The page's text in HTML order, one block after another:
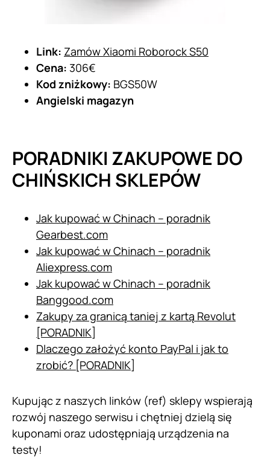
Link: Zamów Xiaomi Roborock S50
Cena: 306€
Kod zniżkowy: BGS50W
Angielski magazyn
PORADNIKI ZAKUPOWE DO
CHIŃSKICH SKLEPÓW
Jak kupować w Chinach – poradnik
Gearbest.com
Jak kupować w Chinach – poradnik
Aliexpress.com
Jak kupować w Chinach – poradnik
Banggood.com
Zakupy za granicą taniej z kartą Revolut
[PORADNIK]
Dlaczego założyć konto PayPal i jak to
zrobić? [PORADNIK]
Kupując z naszych linków (ref) sklepy wspierają
rozwój naszego serwisu i chętniej dzielą się
kuponami oraz udostępniają urządzenia na
testy!